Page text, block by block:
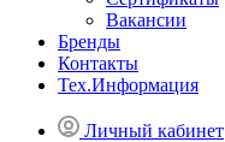
Вакансии
Бренды
Контакты
Тех.Информация
Личный кабинет